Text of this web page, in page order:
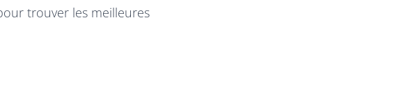
trouver les meilleures